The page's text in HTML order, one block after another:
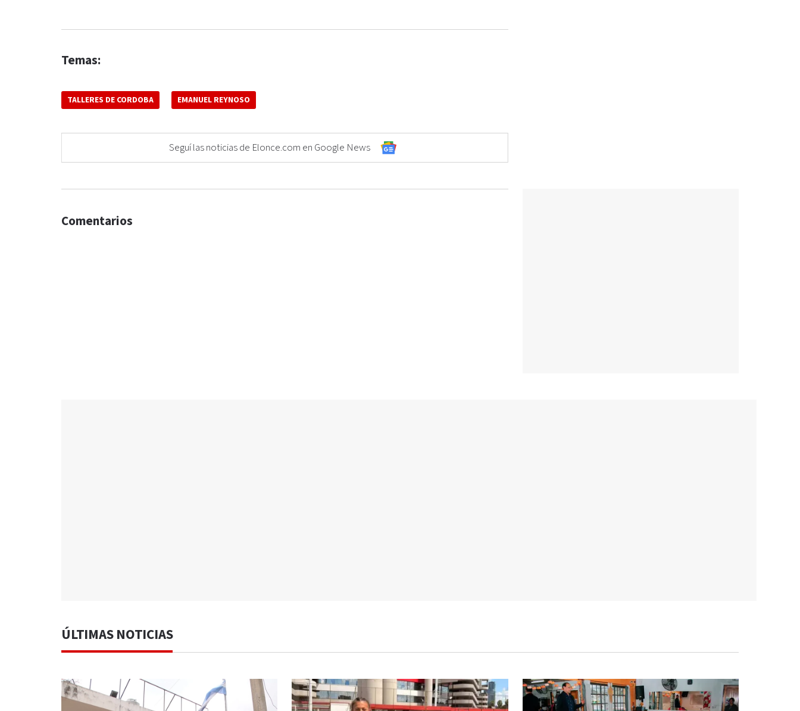
Temas:
TALLERES DE CORDOBA EMANUEL REYNOSO
Seguí las noticias de Elonce.com en Google News
Comentarios
ÚLTIMAS NOTICIAS